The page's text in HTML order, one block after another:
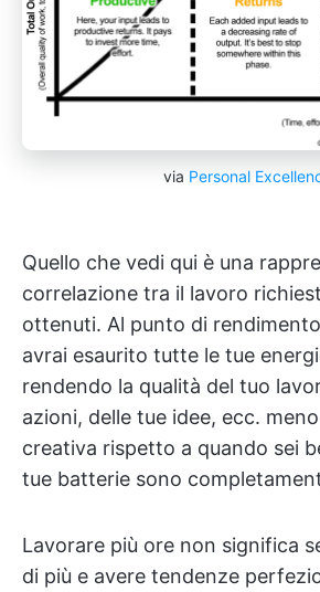
via Personal
Quello che vedi qui è una
correlazione tra il lavoro
ottenuti. Al punto di
avrai esaurito tutte le tue
rendendo la qualità del tuo
azioni, delle tue idee, ecc.
creativa rispetto a quando sei
tue batterie sono
Lavorare più ore non significa
di più e avere tendenze